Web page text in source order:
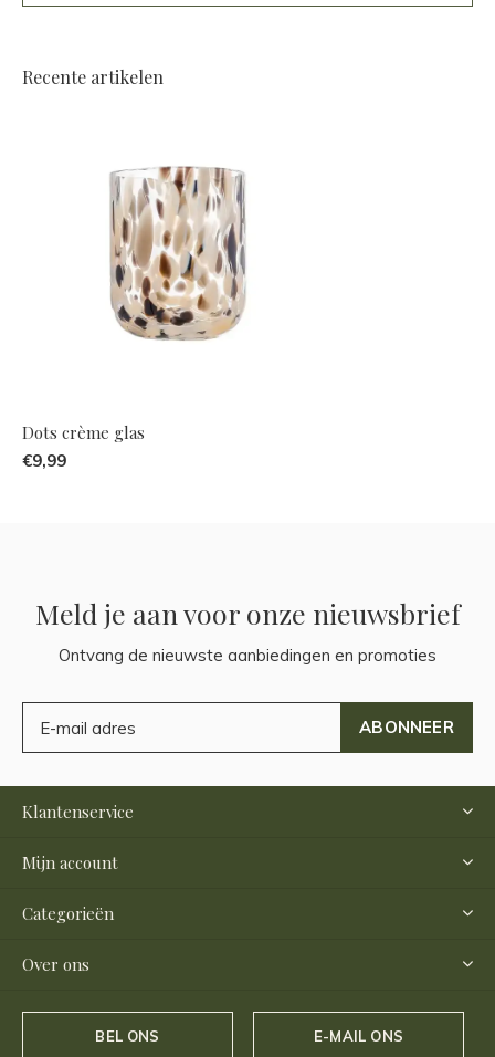
Recente artikelen
Dots crème glas
€9,99
Meld je aan voor onze nieuwsbrief
Ontvang de nieuwste aanbiedingen en promoties
ABONNEER
Klantenservice
Mijn account
Categorieën
Over ons
BEL ONS E-MAIL ONS